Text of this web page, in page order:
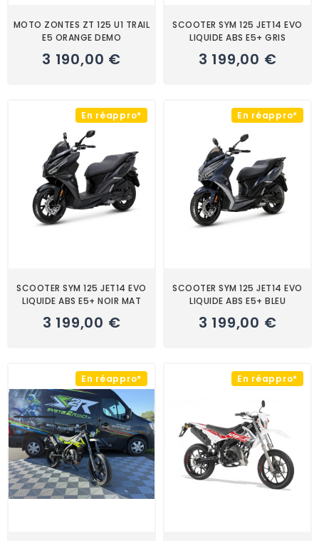
MOTO ZONTES ZT 125 U1 TRAIL
E5 ORANGE DEMO
3 190,00 €
SCOOTER SYM 125 JET14 EVO
LIQUIDE ABS E5+ GRIS
3 199,00 €
En réappro*
SCOOTER SYM 125 JET14 EVO
LIQUIDE ABS E5+ NOIR MAT
3 199,00 €
En réappro*
SCOOTER SYM 125 JET14 EVO
LIQUIDE ABS E5+ BLEU
3 199,00 €
En réappro* En réappro*